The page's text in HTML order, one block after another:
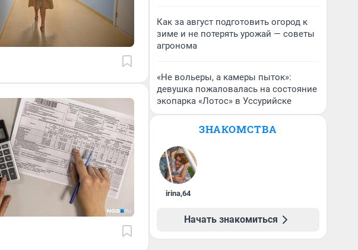
Как за август подготовить огород к
зиме и не потерять урожай — советы
агронома
«Не вольеры, а камеры пыток»:
девушка пожаловалась на состояние
экопарка «Лотос» в Уссурийске
ЗНАКОМСТВА
irina,64
Начать знакомиться